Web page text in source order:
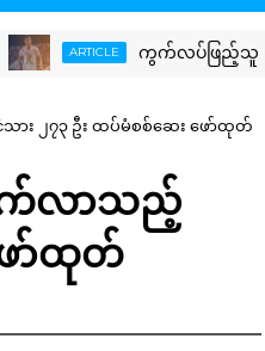
ကွက်လပ်ဖြည့်သူ
ား ၂၇၃ ဦး ထပ်မံစစ်ဆေး ဖော်ထုတ်
ာက်လာသည့်
ော်ထုတ်